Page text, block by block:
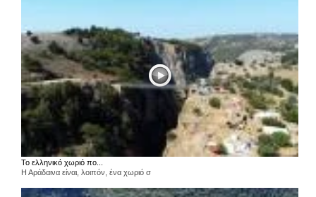
Το ελληνικό χωριό πο...
Η Αράδαινα είναι, λοιπόν, ένα χωριό σ